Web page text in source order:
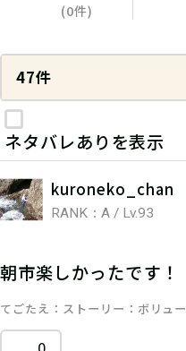
(0件)
47件
ネタバレありを表示
kuroneko_chan
RANK：A / Lv.93
朝市楽しかったです！
てごたえ ストーリー ボリュ